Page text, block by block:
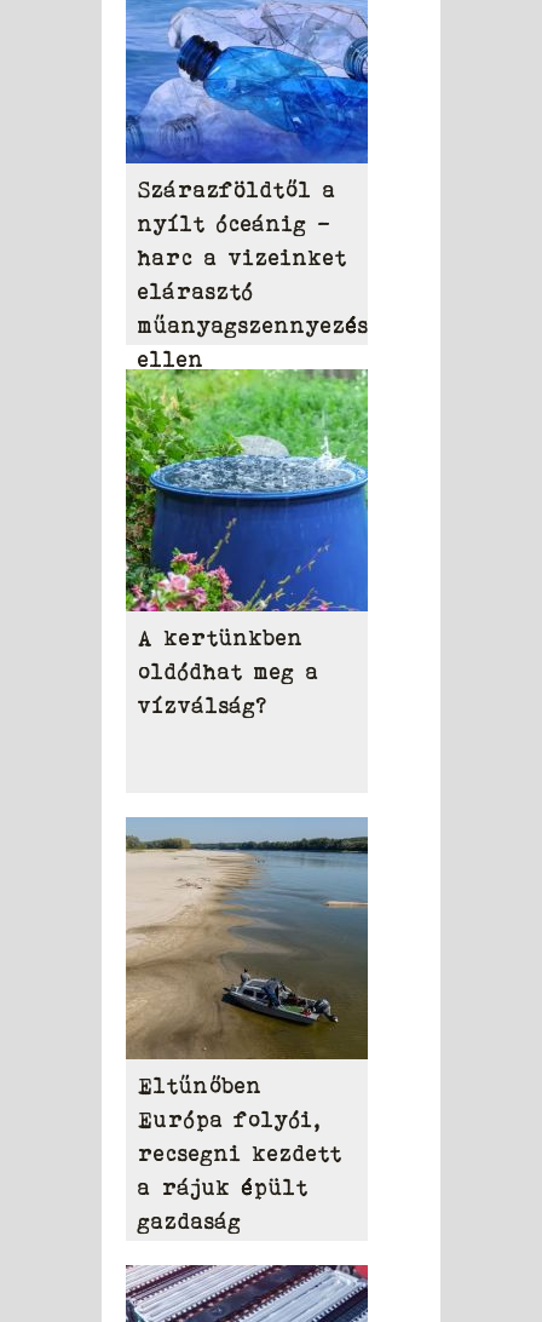
Szárazföldtől a
nyílt óceánig –
harc a vizeinket
elárasztó
műanyagszennyezés
ellen
A kertünkben
oldódhat meg a
vízválság?
Eltűnőben
Európa folyói,
recsegni kezdett
a rájuk épült
gazdaság